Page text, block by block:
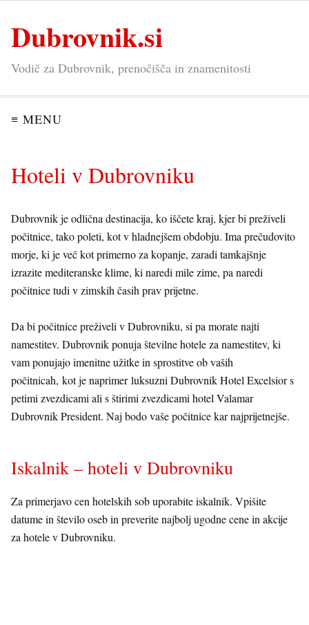
Dubrovnik.si
Vodič za Dubrovnik, prenočišča in znamenitosti
≡ MENU
Hoteli v Dubrovniku
Dubrovnik je odlična destinacija, ko iščete kraj, kjer bi preživeli
počitnice, tako poleti, kot v hladnejšem obdobju. Ima prečudovito
morje, ki je več kot primerno za kopanje, zaradi tamkajšnje
izrazite mediteranske klime, ki naredi mile zime, pa naredi
počitnice tudi v zimskih časih prav prijetne.
Da bi počitnice preživeli v Dubrovniku, si pa morate najti
namestitev. Dubrovnik ponuja številne hotele za namestitev, ki
vam ponujajo imenitne užitke in sprostitve ob vaših
počitnicah, kot je naprimer luksuzni Dubrovnik Hotel Excelsior s
petimi zvezdicami ali s štirimi zvezdicami hotel Valamar
Dubrovnik President. Naj bodo vaše počitnice kar najprijetnejše.
Iskalnik – hoteli v Dubrovniku
Za primerjavo cen hotelskih sob uporabite iskalnik. Vpišite
datume in število oseb in preverite najbolj ugodne cene in akcije
za hotele v Dubrovniku.